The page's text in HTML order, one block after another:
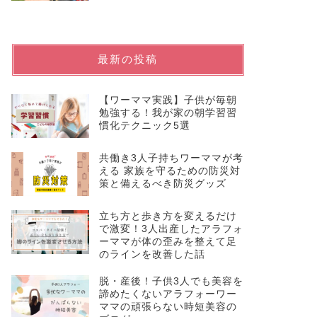
最新の投稿
【ワーママ実践】子供が毎朝
勉強する！我が家の朝学習習
慣化テクニック5選
共働き3人子持ちワーママが考
える 家族を守るための防災対
策と備えるべき防災グッズ
立ち方と歩き方を変えるだけ
で激変！3人出産したアラフォ
ーママが体の歪みを整えて足
のラインを改善した話
脱・産後！子供3人でも美容を
諦めたくないアラフォーワー
ママの頑張らない時短美容の